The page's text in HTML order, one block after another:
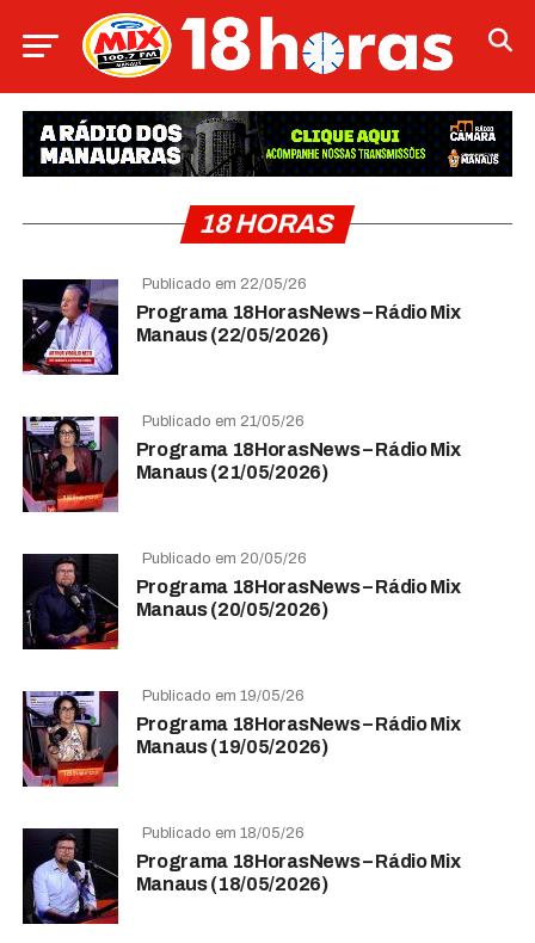
18 HORAS
Publicado em 22/05/26
Programa 18HorasNews​​​​​​​​​​​​ – Rádio Mix
Manaus (22/05/2026)
Publicado em 21/05/26
Programa 18HorasNews​​​​​​​​​​​​ – Rádio Mix
Manaus (21/05/2026)
Publicado em 20/05/26
Programa 18HorasNews​​​​​​​​​​​​ – Rádio Mix
Manaus (20/05/2026)
Publicado em 19/05/26
Programa 18HorasNews​​​​​​​​​​​​ – Rádio Mix
Manaus (19/05/2026)
Publicado em 18/05/26
Programa 18HorasNews​​​​​​​​​​​​ – Rádio Mix
Manaus (18/05/2026)